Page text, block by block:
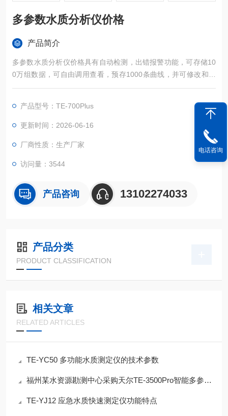
多参数水质分析仪价格
产品简介
多参数水质分析仪价格具有自动检测，出错报警功能，可存储10
0万组数据，可自由调用查看，预存1000条曲线，并可修改和添
加曲线。
产品型号：TE-700Plus
更新时间：2026-06-16
厂商性质：生产厂家
访问量：3544
产品咨询 13102274033
产品分类
PRODUCT CLASSIFICATION
相关文章
RELATED ARTICLES
TE-YC50 多功能水质测定仪的技术参数
福州某水资源勘测中心采购天尔TE-3500Pro智能多参数水质测定仪
TE-YJ12 应急水质快速测定仪功能特点
电话咨询